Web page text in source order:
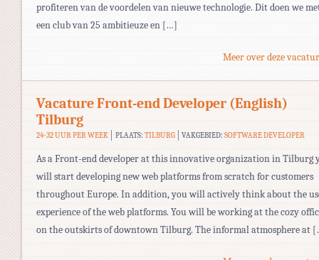
profiteren van de voordelen van nieuwe technologie. Dit doen we
een club van 25 ambitieuze en […]
Meer over deze
Vacature Front-end Developer (English)
Tilburg
24-32 UUR PER WEEK PLAATS: TILBURG VAKGEBIED:SOFTWARE DEVELOPER
As a Front-end developer at this innovative organization in Tilburg
will start developing new web platforms from scratch for customers
throughout Europe. In addition, you will actively think about the
experience of the web platforms. You will be working at the cozy
on the outskirts of downtown Tilburg. The informal atmosphere at